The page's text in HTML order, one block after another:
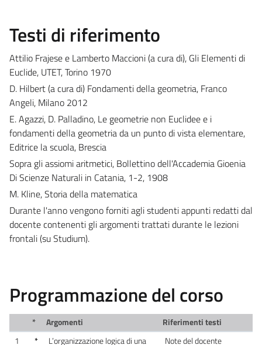
Testi di riferimento
Attilio Frajese e Lamberto Maccioni (a cura di), Gli Elementi di
Euclide, UTET, Torino 1970
D. Hilbert (a cura di) Fondamenti della geometria, Franco
Angeli, Milano 2012
E. Agazzi, D. Palladino, Le geometrie non Euclidee e i
fondamenti della geometria da un punto di vista elementare,
Editrice la scuola, Brescia
Sopra gli assiomi aritmetici, Bollettino dell'Accademia Gioenia
Di Scienze Naturali in Catania, 1-2, 1908
M. Kline, Storia della matematica
Durante l'anno vengono forniti agli studenti appunti redatti dal
docente contenenti gli argomenti trattati durante le lezioni
frontali (su Studium).
Programmazione del corso
* Argomenti
Riferimenti testi
1
* L’organizzazione logica di una Note del docente